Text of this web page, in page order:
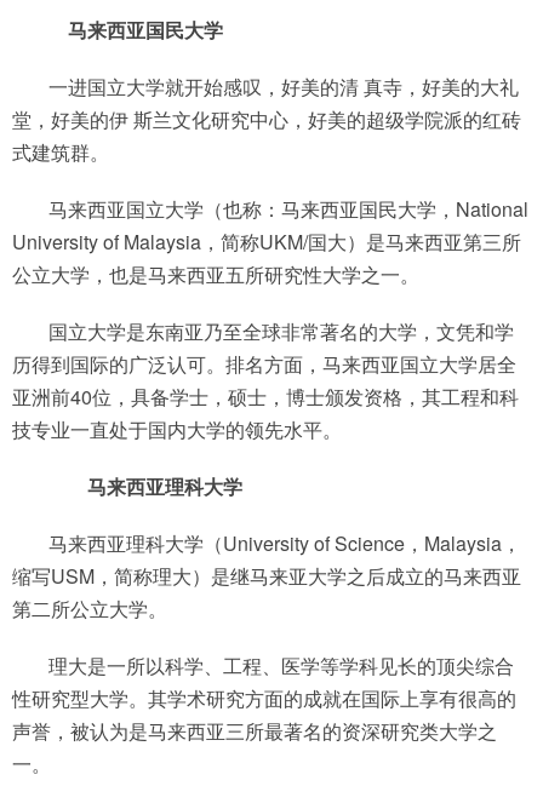
马来西亚国民大学
一进国立大学就开始感叹，好美的清 真寺，好美的大礼
堂，好美的伊 斯兰文化研究中心，好美的超级学院派的红砖
式建筑群。
马来西亚国立大学（也称：马来西亚国民大学，National
University of Malaysia，简称UKM/国大）是马来西亚第三所
公立大学，也是马来西亚五所研究性大学之一。
国立大学是东南亚乃至全球非常著名的大学，文凭和学
历得到国际的广泛认可。排名方面，马来西亚国立大学居全
亚洲前40位，具备学士，硕士，博士颁发资格，其工程和科
技专业一直处于国内大学的领先水平。
马来西亚理科大学
马来西亚理科大学（University of Science，Malaysia，
缩写USM，简称理大）是继马来亚大学之后成立的马来西亚
第二所公立大学。
理大是一所以科学、工程、医学等学科见长的顶尖综合
性研究型大学。其学术研究方面的成就在国际上享有很高的
声誉，被认为是马来西亚三所最著名的资深研究类大学之
一。